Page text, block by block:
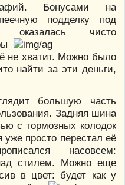
Бонусами на
подделку под
чисто
не хватит. Можно было
найти за эти деньги,
большую часть
Задняя шина
с тормозных колодок
уже просто перестал её
насовсем:
стилем. Можно еще
в цвет: будет как у